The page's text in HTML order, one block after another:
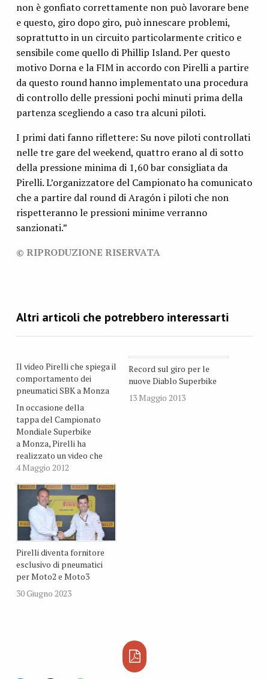
non è gonfiato correttamente non può lavorare bene
e questo, giro dopo giro, può innescare problemi,
soprattutto in un circuito particolarmente critico e
sensibile come quello di Phillip Island. Per questo
motivo Dorna e la FIM in accordo con Pirelli a partire
da questo round hanno implementato una procedura
di controllo delle pressioni pochi minuti prima della
partenza scegliendo a caso tra alcuni piloti.
I primi dati fanno riflettere: Su nove piloti controllati
nelle tre gare del weekend, quattro erano al di sotto
della pressione minima di 1,60 bar consigliata da
Pirelli. L’organizzatore del Campionato ha comunicato
che a partire dal round di Aragón i piloti che non
rispetteranno le pressioni minime verranno
sanzionati.”
© RIPRODUZIONE RISERVATA
Il video Pirelli che spiega il
comportamento dei
pneumatici SBK a Monza
In occasione della
tappa del Campionato
Mondiale Superbike
a Monza, Pirelli ha
realizzato un video che
illustra il comportamento
italiano. Il Direttore
Racing di Pirelli, Giorgio
Barbier così ha descritto
le sfide che l’autodormo di
Monza impone alle
gomme nel Mondiale
Superbike: “Per Pirelli
questa è la gara di casa…
4 Maggio 2012
Record sul giro per le
nuove Diablo Superbike
13 Maggio 2013
Pirelli diventa fornitore
esclusivo di pneumatici
per Moto2 e Moto3
30 Giugno 2023